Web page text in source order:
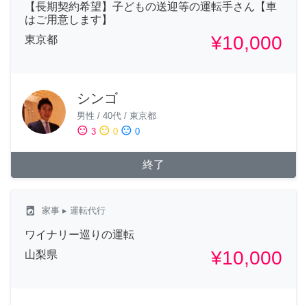
【長期契約希望】子どもの送迎等の運転手さん【車
はご用意します】
東京都
¥10,000
シンゴ
男性 / 40代 / 東京都
sentiment_satisfied 3 sentiment_neutral 0 sentiment_dissatisfied 0
終了
local_laundry_service 家事 ▸ 運転代行
ワイナリー巡りの運転
山梨県
¥10,000